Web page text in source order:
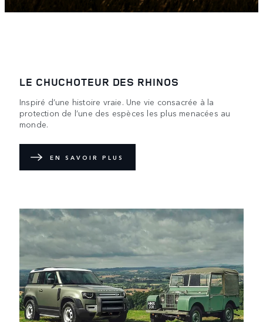
LE CHUCHOTEUR DES RHINOS
Inspiré d’une histoire vraie. Une vie consacrée à la
protection de l’une des espèces les plus menacées au
monde.
EN SAVOIR PLUS